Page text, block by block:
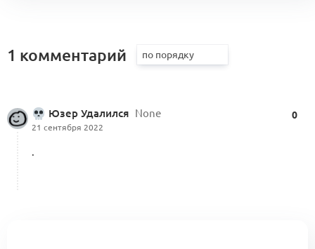
Производство (KA4.1) Производство
1 комментарий
Юзер Удалился None
21 сентября 2022
0
.